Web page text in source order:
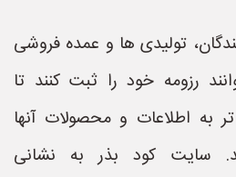
تولیدی ها و عمده فروشی
رزومه خود را ثبت کنند تا
به اطلاعات و محصولات آنها
سایت کود بذر به نشانی